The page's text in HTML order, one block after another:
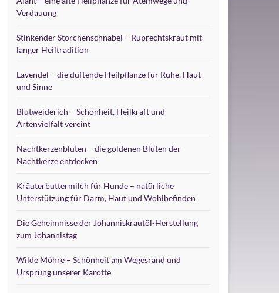
Verdauung
Stinkender Storchenschnabel – Ruprechtskraut mit
langer Heiltradition
Lavendel – die duftende Heilpflanze für Ruhe, Haut
und Sinne
Blutweiderich – Schönheit, Heilkraft und
Artenvielfalt vereint
Nachtkerzenblüten – die goldenen Blüten der
Nachtkerze entdecken
Kräuterbuttermilch für Hunde – natürliche
Unterstützung für Darm, Haut und Wohlbefinden
Die Geheimnisse der Johanniskrautöl-Herstellung
zum Johannistag
Wilde Möhre – Schönheit am Wegesrand und
Ursprung unserer Karotte